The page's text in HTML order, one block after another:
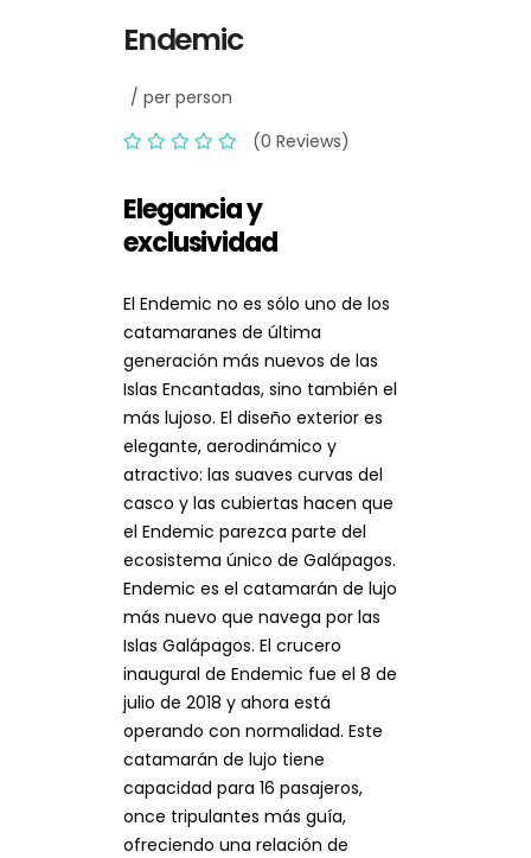
Endemic
/ per person
(0 Reviews)
Elegancia y
exclusividad
El Endemic no es sólo uno de los
catamaranes de última
generación más nuevos de las
Islas Encantadas, sino también el
más lujoso. El diseño exterior es
elegante, aerodinámico y
atractivo: las suaves curvas del
casco y las cubiertas hacen que
el Endemic parezca parte del
ecosistema único de Galápagos.
Endemic es el catamarán de lujo
más nuevo que navega por las
Islas Galápagos. El crucero
inaugural de Endemic fue el 8 de
julio de 2018 y ahora está
operando con normalidad. Este
catamarán de lujo tiene
capacidad para 16 pasajeros,
once tripulantes más guía,
ofreciendo una relación de